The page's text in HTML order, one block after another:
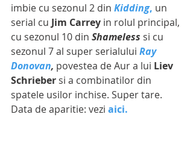
imbie cu sezonul 2 din Kidding, un
serial cu Jim Carrey in rolul principal,
cu sezonul 10 din Shameless si cu
sezonul 7 al super serialului Ray
Donovan, povestea de Aur a lui Liev
Schrieber si a combinatilor din
spatele usilor inchise. Super tare.
Data de aparitie: vezi aici.